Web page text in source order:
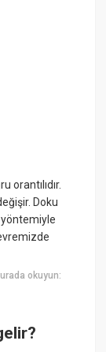
orantılıdır.
Doku
okuyun: